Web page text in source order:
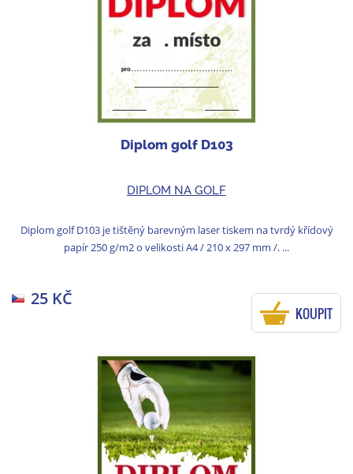
Diplom golf D103
DIPLOM NA GOLF
Diplom golf D103 je tištěný barevným laser tiskem na tvrdý křídový
papír 250 g/m2 o velikosti A4 / 210 x 297 mm /. ...
25 KČ
KOUPIT